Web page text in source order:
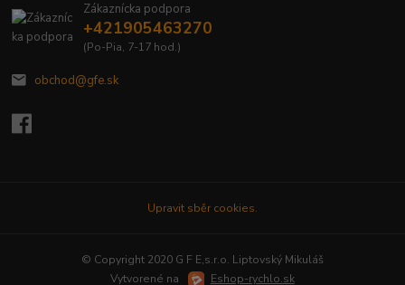
Zákaznícka podpora
+421905463270
(Po-Pia, 7-17 hod.)
obchod@gfe.sk
Upravit sběr cookies.
© Copyright 2020 G F E,s.r.o. Liptovský Mikuláš
Vytvorené na
Eshop-rychlo.sk